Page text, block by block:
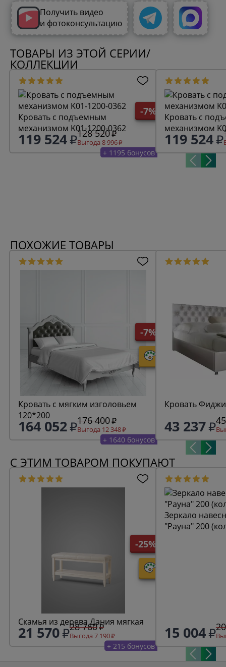
Получить видео
и фотоконсультацию
ТОВАРЫ ИЗ ЭТОЙ СЕРИИ/
КОЛЛЕКЦИИ
-7%
Кровать с подъемным
механизмом K01-1200-0362
119 524 128 520
Выгода 8 996
+ 1195 бонусов
Кровать с
механизмом
119 524
ПОХОЖИЕ ТОВАРЫ
-7%
Кровать с мягким изголовьем
120*200
164 052 176 400
Выгода 12 348
+ 1640 бонусов
Кровать
43 237
С ЭТИМ ТОВАРОМ ПОКУПАЮТ
-25%
Скамья из дерева Дания мягкая
21 570 28 760
Выгода 7 190
+ 215 бонусов
Зеркало
"Рауна" 200
15 004